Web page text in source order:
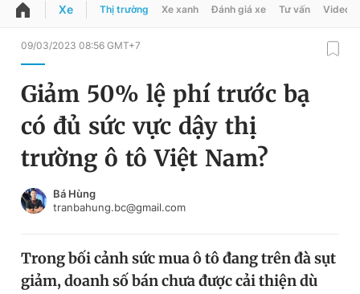
QUẢNG CÁO
Chuyên mục
Chuyên mục khác
Chào ngày mới
Đổi mật khẩu
Tin đã lưu
Tin đã xem
Xe Thị trường Xe xanh Đánh giá xe Tư vấn Video
09/03/2023 08:56 GMT+7
Giảm 50% lệ phí trước bạ
có đủ sức vực dậy thị
trường ô tô Việt Nam?
Bá Hùng
tranbahung.bc@gmail.com
Trong bối cảnh sức mua ô tô đang trên đà sụt
giảm, doanh số bán chưa được cải thiện dù